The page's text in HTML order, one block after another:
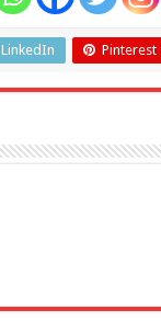
LinkedIn Pinterest